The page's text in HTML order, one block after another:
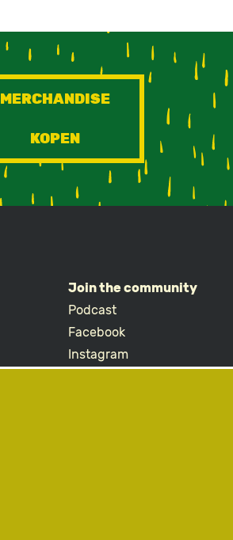
MERCHANDISE
KOPEN
Join the community
Podcast
Facebook
Instagram